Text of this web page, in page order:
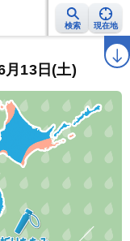
検索 現在地
ラ
13日(土)